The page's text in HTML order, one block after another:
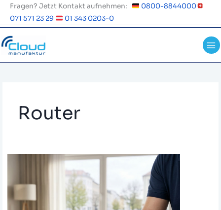
Zum
springen
Fragen? Jetzt Kontakt aufnehmen:
0800-8844000
071 571 23 29
01 343 0203-0
Router
Sicherheitswarnung:
Malware-
für